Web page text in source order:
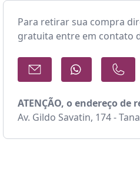
Para retirar sua compra
gratuita entre em contato
ATENÇÃO, o endereço de
Av. Gildo Savatin, 174 -